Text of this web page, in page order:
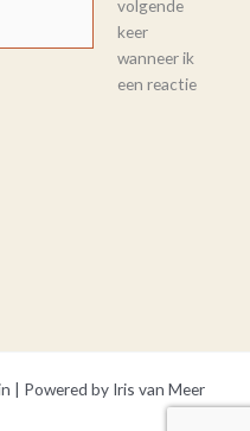
volgende
keer
wanneer ik
een reactie
| Powered by Iris van Meer